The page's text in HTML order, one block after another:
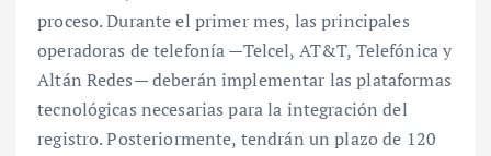
proceso. Durante el primer mes, las principales
operadoras de telefonía —Telcel, AT&T, Telefónica y
Altán Redes— deberán implementar las plataformas
tecnológicas necesarias para la integración del
registro. Posteriormente, tendrán un plazo de 120